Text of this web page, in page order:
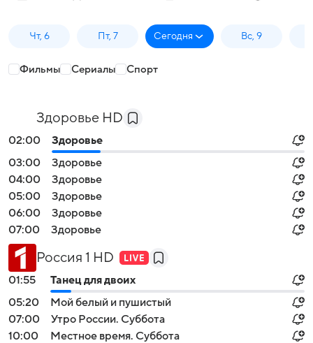
Чт, 6 Пт, 7 Сегодня Вс, 9
Фильмы Сериалы Спорт
Здоровье HD
02:00
Здоровье
03:00
Здоровье
04:00
Здоровье
05:00
Здоровье
06:00
Здоровье
07:00
Здоровье
Россия 1 HD
01:55
Танец для двоих
05:20
Мой белый и пушистый
07:00
Утро России. Суббота
10:00
Местное время. Суббота